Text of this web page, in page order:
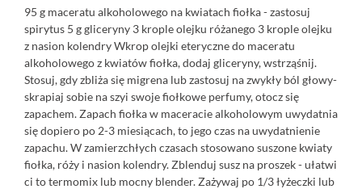
95 g maceratu alkoholowego na kwiatach fiołka - zastosuj
spirytus 5 g gliceryny 3 krople olejku różanego 3 krople olejku
z nasion kolendry Wkrop olejki eteryczne do maceratu
alkoholowego z kwiatów fiołka, dodaj gliceryny, wstrząśnij.
Stosuj, gdy zbliża się migrena lub zastosuj na zwykły ból głowy-
skrapiaj sobie na szyi swoje fiołkowe perfumy, otocz się
zapachem. Zapach fiołka w maceracie alkoholowym uwydatnia
się dopiero po 2-3 miesiącach, to jego czas na uwydatnienie
zapachu. W zamierzchłych czasach stosowano suszone kwiaty
fiołka, róży i nasion kolendry. Zblenduj susz na proszek - ułatwi
ci to termomix lub mocny blender. Zażywaj po 1/3 łyżeczki lub